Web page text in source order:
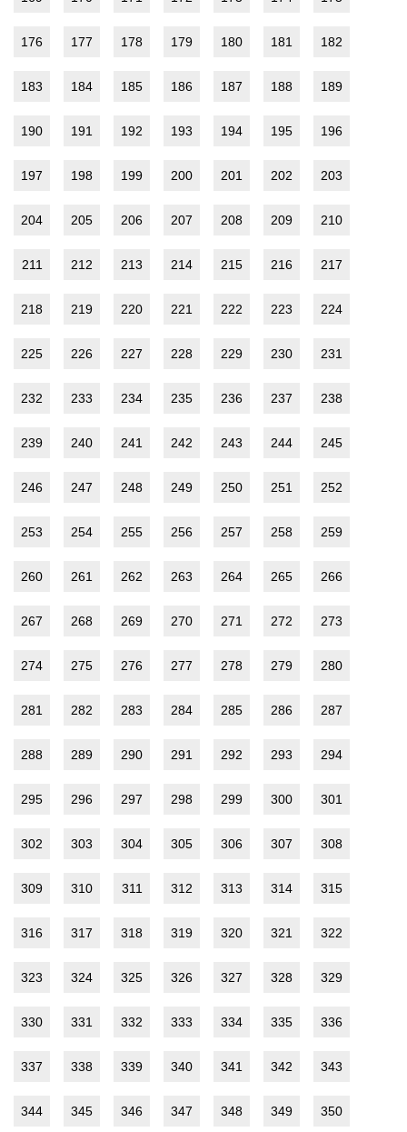
176 177 178 179 180 181 182
183 184 185 186 187 188 189
190 191 192 193 194 195 196
197 198 199 200 201 202 203
204 205 206 207 208 209 210
211 212 213 214 215 216 217
218 219 220 221 222 223 224
225 226 227 228 229 230 231
232 233 234 235 236 237 238
239 240 241 242 243 244 245
246 247 248 249 250 251 252
253 254 255 256 257 258 259
260 261 262 263 264 265 266
267 268 269 270 271 272 273
274 275 276 277 278 279 280
281 282 283 284 285 286 287
288 289 290 291 292 293 294
295 296 297 298 299 300 301
302 303 304 305 306 307 308
309 310 311 312 313 314 315
316 317 318 319 320 321 322
323 324 325 326 327 328 329
330 331 332 333 334 335 336
337 338 339 340 341 342 343
344 345 346 347 348 349 350